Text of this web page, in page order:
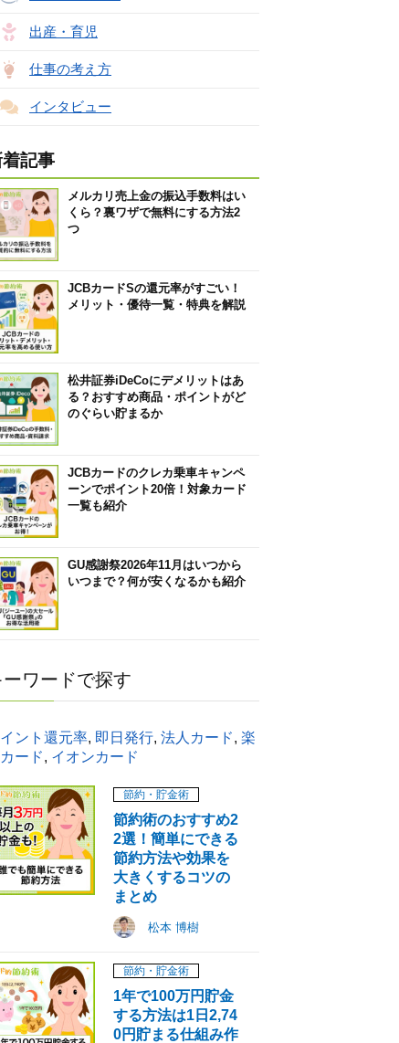
出産・育児
仕事の考え方
インタビュー
着記事
メルカリ売上金の振込手数料はい
くら？裏ワザで無料にする方法2
つ
JCBカードSの還元率がすごい！
メリット・優待一覧・特典を解説
松井証券iDeCoにデメリットはあ
る？おすすめ商品・ポイントがど
のぐらい貯まるか
JCBカードのクレカ乗車キャンペ
ーンでポイント20倍！対象カード
一覧も紹介
GU感謝祭2026年11月はいつから
いつまで？何が安くなるかも紹介
ーワードで探す
ント還元率, 即日発行, 法人カード, 楽
ード, イオンカード
節約・貯金術
節約術のおすすめ2
2選！簡単にできる
節約方法や効果を
大きくするコツの
まとめ
松本 博樹
節約・貯金術
1年で100万円貯金
する方法は1日2,74
0円貯まる仕組み作